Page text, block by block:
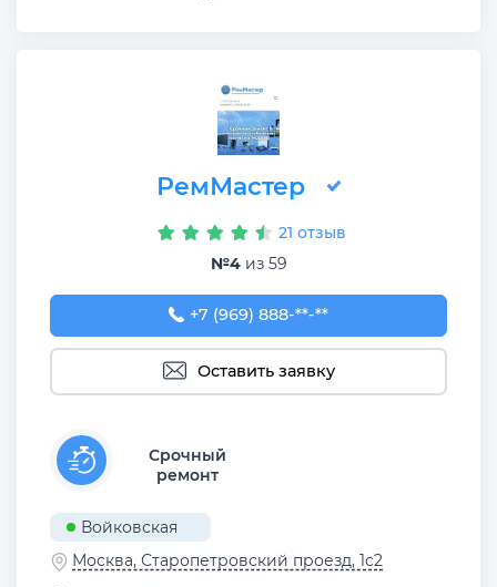
РемМастер
21 отзыв
№4из 59
+7 (969) 888-66-33
+7 (969) 888-**-**
Оставить заявку
Срочный
ремонт
Войковская
Москва, Старопетровский проезд, 1с2